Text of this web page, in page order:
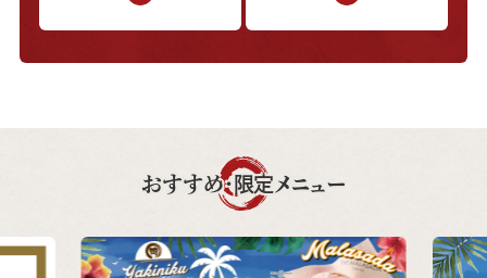
おすすめ・限定メニュー